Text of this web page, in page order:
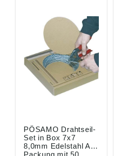
PÖSAMO Drahtseil-
Set in Box 7x7
8,0mm Edelstahl A4,
Packung mit 50